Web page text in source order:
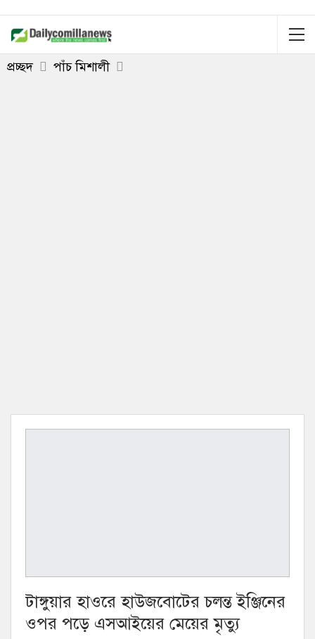
প্রচ্ছদ পাঁচ মিশালী
টাঙ্গুয়ার হাওরে হাউজবোটের চলন্ত ইঞ্জিনের
ওপর পড়ে এসআইয়ের মেয়ের মৃত্যু